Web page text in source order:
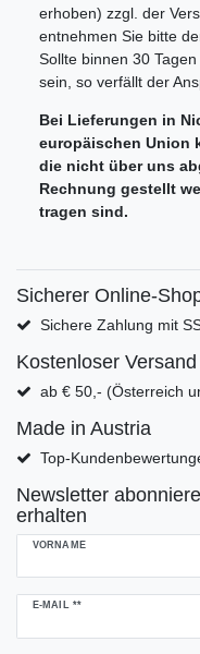
erhoben) zzgl. der
entnehmen Sie bitte
Sollte binnen 30
sein, so verfällt der
Bei Lieferungen in
europäischen Union
die nicht über uns
Rechnung gestellt
tragen sind.
Sicherer Online-
Sichere Zahlung mit
Kostenloser Versand
ab € 50,- (Österreich
Made in Austria
Top-
Newsletter
erhalten
VORNAME
E-MAIL **
Newsletter